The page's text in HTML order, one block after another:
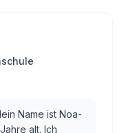
Name ist Noa-
alt. Ich